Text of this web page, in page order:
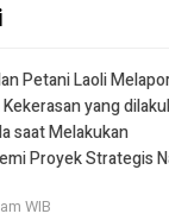
Petani Laoli
yang
saat Melakukan
Proyek Strategis
WIB